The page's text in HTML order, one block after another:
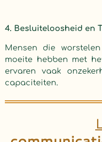
4. Besluiteloosheid en
Mensen die
moeite hebben met
ervaren vaak
capaciteiten.